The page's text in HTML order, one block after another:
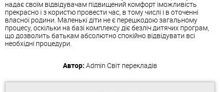
надає своїм відвідувачам підвищений комфорт іможливість
прекрасно і з користю провести час, в тому числі і в оточенні
власної родини. Маленькі діти не є перешкодою загальному
процесу, оскільки на базі комплексу діє безліч дитячих програм,
що дозволить батькам абсолютно спокійно відвідувати всі
необхідні процедури.
Автор: Admin Світ перекладів